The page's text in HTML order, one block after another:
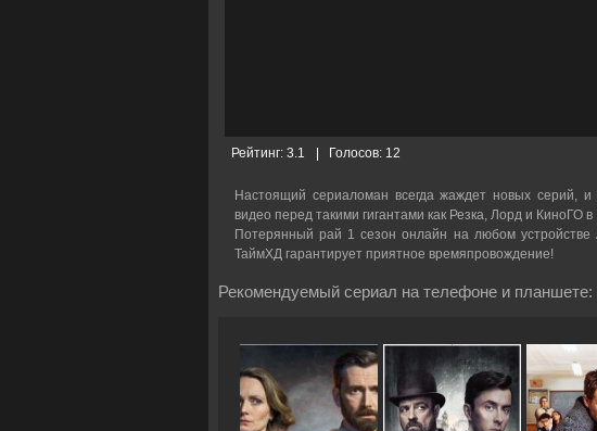
Рейтинг: 3.1 Голосов: 12
Настоящий сериаломан всегда жаждет новых серий,
видео перед такими гигантами как Резка, Лорд и КиноГО
Потерянный рай 1 сезон онлайн на любом
ТаймХД гарантирует приятное времяпровождение!
Рекомендуемый сериал на телефоне и планшете: